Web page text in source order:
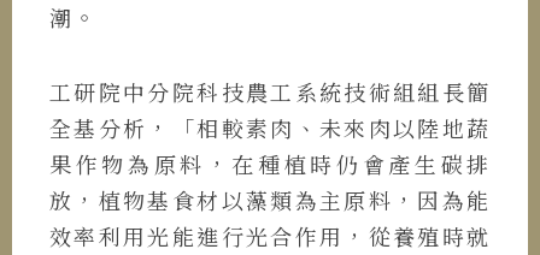
潮。
工研院中分院科技農工系統技術組組長簡
全基分析，「相較素肉、未來肉以陸地蔬
果作物為原料，在種植時仍會產生碳排
放，植物基食材以藻類為主原料，因為能
效率利用光能進行光合作用，從養殖時就